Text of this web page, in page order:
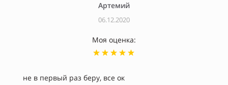
Артемий
06.12.2020
Моя оценка:
не в первый раз беру, все ок